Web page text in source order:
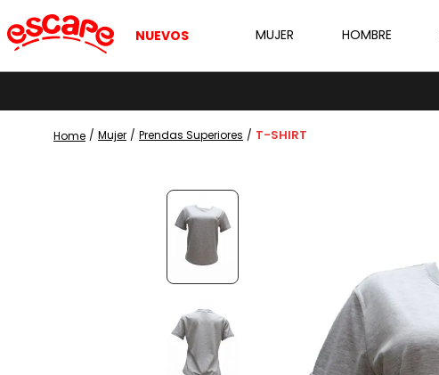
NUEVOS MUJER HOMBRE
Mujer Prendas Superiores T-SHIRT